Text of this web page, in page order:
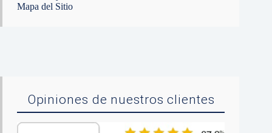
Mapa del Sitio
Opiniones de nuestros clientes